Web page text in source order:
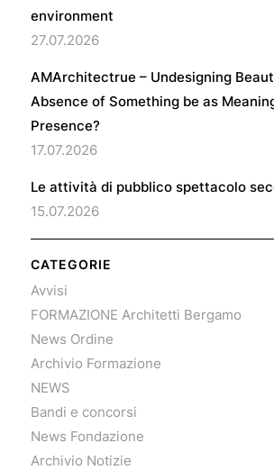
environment
27.07.2026
AMArchitectrue – Undesigning
Absence of Something be as
Presence?
17.07.2026
Le attività di pubblico spettacolo
15.07.2026
CATEGORIE
Avvisi
FORMAZIONE Architetti Bergamo
News Ordine
Archivio Formazione
NEWS
Bandi e concorsi
News Fondazione
Archivio Notizie